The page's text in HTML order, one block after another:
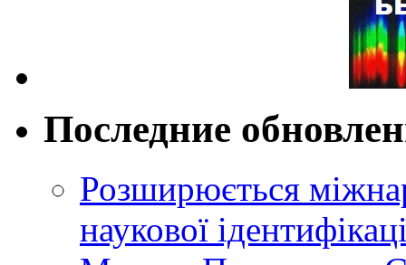
Последние
Розширюється
наукової